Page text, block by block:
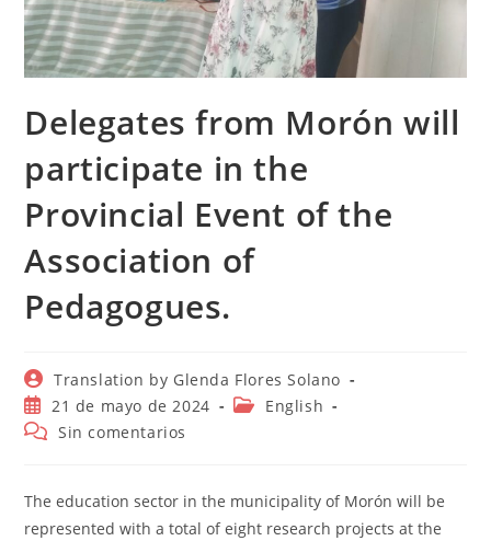
Delegates from Morón will
participate in the
Provincial Event of the
Association of
Pedagogues.
Autor
de
la
entrada:
Translation by Glenda Flores Solano
Publicación
de
21 de mayo de 2024
Categoría
English
Comentarios
entrada:
Sin comentarios
The education sector in the municipality of Morón will be
represented with a total of eight research projects at the